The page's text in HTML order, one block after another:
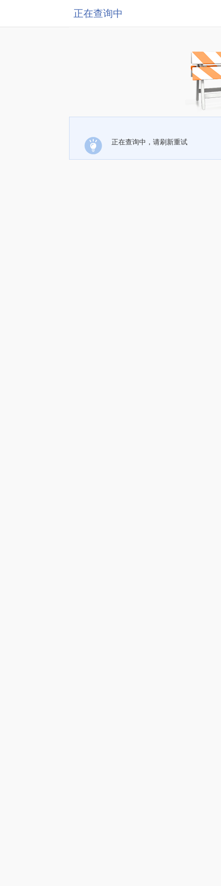
正在查询中
正在查询中，请刷新重试